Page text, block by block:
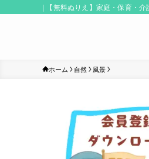
| 【無料ぬりえ】家庭・保育・
ホーム 自然 風景